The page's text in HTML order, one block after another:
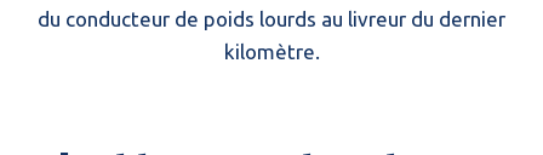
du conducteur de poids lourds au livreur du dernier
kilomètre.